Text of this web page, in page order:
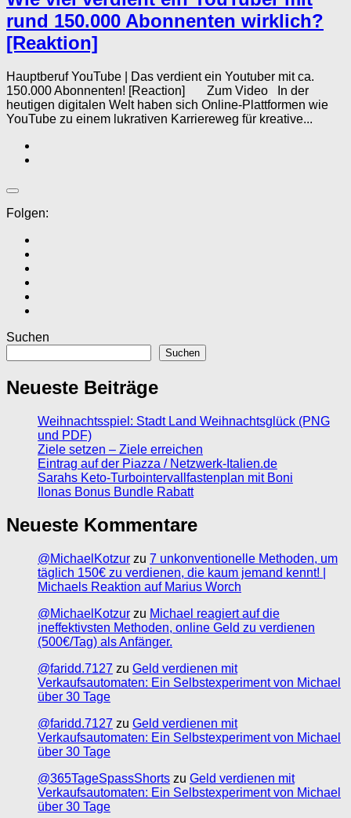
rund 150.000 Abonnenten wirklich?
[Reaktion]
Hauptberuf YouTube | Das verdient ein Youtuber mit ca.
150.000 Abonnenten! [Reaction] Zum Video In der
heutigen digitalen Welt haben sich Online-Plattformen wie
YouTube zu einem lukrativen Karriereweg für kreative...
Folgen:
Suchen
Suchen
Neueste Beiträge
Weihnachtsspiel: Stadt Land Weihnachtsglück (PNG
und PDF)
Ziele setzen – Ziele erreichen
Eintrag auf der Piazza / Netzwerk-Italien.de
Sarahs Keto-Turbointervallfastenplan mit Boni
Ilonas Bonus Bundle Rabatt
Neueste Kommentare
@MichaelKotzur zu 7 unkonventionelle Methoden, um
täglich 150€ zu verdienen, die kaum jemand kennt! |
Michaels Reaktion auf Marius Worch
@MichaelKotzur zu Michael reagiert auf die
ineffektivsten Methoden, online Geld zu verdienen
(500€/Tag) als Anfänger.
@faridd.7127 zu Geld verdienen mit
Verkaufsautomaten: Ein Selbstexperiment von Michael
über 30 Tage
@faridd.7127 zu Geld verdienen mit
Verkaufsautomaten: Ein Selbstexperiment von Michael
über 30 Tage
@365TageSpassShorts zu Geld verdienen mit
Verkaufsautomaten: Ein Selbstexperiment von Michael
über 30 Tage